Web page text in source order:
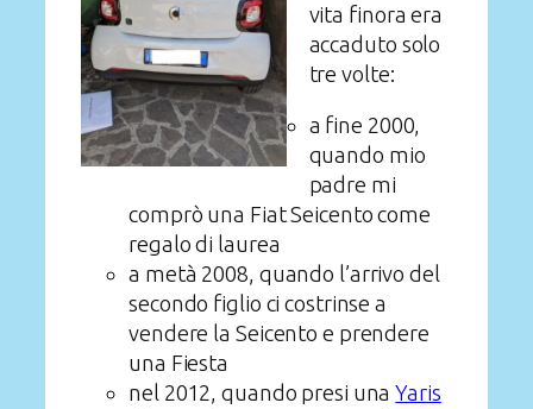
vita finora era
accaduto solo
tre volte:
a fine 2000,
quando mio
padre mi
comprò una Fiat Seicento come
regalo di laurea
a metà 2008, quando l’arrivo del
secondo figlio ci costrinse a
vendere la Seicento e prendere
una Fiesta
nel 2012, quando presi unaYaris